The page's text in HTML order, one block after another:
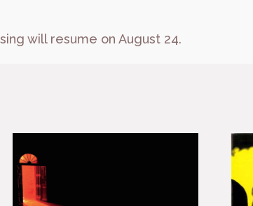
will resume on August 24.